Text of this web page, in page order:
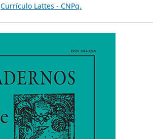
Currículo Lattes - CNPq.